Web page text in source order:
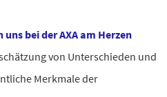
bei der AXA am Herzen
von Unterschieden und
Merkmale der